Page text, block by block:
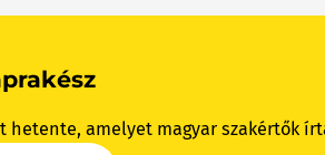
hetente, amelyet magyar szakértők